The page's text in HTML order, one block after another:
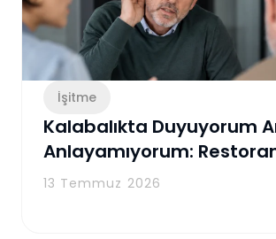
İşitme
Kalabalıkta Duyuyorum
Anlayamıyorum:
ve Toplantılarda İşitme
13 Temmuz 2026